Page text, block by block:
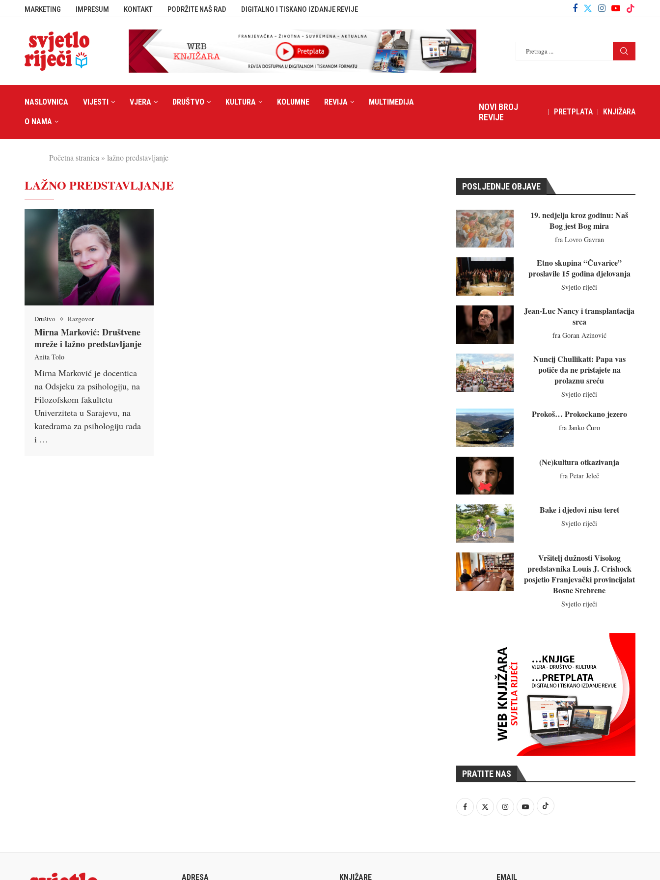
MARKETING IMPRESUM KONTAKT PODRŽITE NAŠ RAD DIGITALNO I TISKANO IZDANJE REVIJE
NASLOVNICA VIJESTI VJERA DRUŠTVO KULTURA KOLUMNE REVIJA MULTIMEDIJA
O NAMA
NOVI BROJ
REVIJE
PRETPLATA KNJIŽARA
Početna stranica » lažno predstavljanje
LAŽNO PREDSTAVLJANJE
Društvo Razgovor
Mirna Marković: Društvene
mreže i lažno predstavljanje
Anita Tolo
Mirna Marković je docentica
na Odsjeku za psihologiju, na
Filozofskom fakultetu
Univerziteta u Sarajevu, na
katedrama za psihologiju rada
i …
POSLJEDNJE OBJAVE
19. nedjelja kroz godinu: Naš
Bog jest Bog mira
fra Lovro Gavran
Etno skupina “Čuvarice”
proslavile 15 godina djelovanja
Svjetlo riječi
Jean-Luc Nancy i transplantacija
srca
fra Goran Azinović
Nuncij Chullikatt: Papa vas
potiče da ne pristajete na
prolaznu sreću
Svjetlo riječi
Prokoš… Prokockano jezero
fra Janko Ćuro
(Ne)kultura otkazivanja
fra Petar Jeleč
Bake i djedovi nisu teret
Svjetlo riječi
Vršitelj dužnosti Visokog
predstavnika Louis J. Crishock
posjetio Franjevački provincijalat
Bosne Srebrene
Svjetlo riječi
PRATITE NAS
ADRESA KNJIŽARE EMAIL